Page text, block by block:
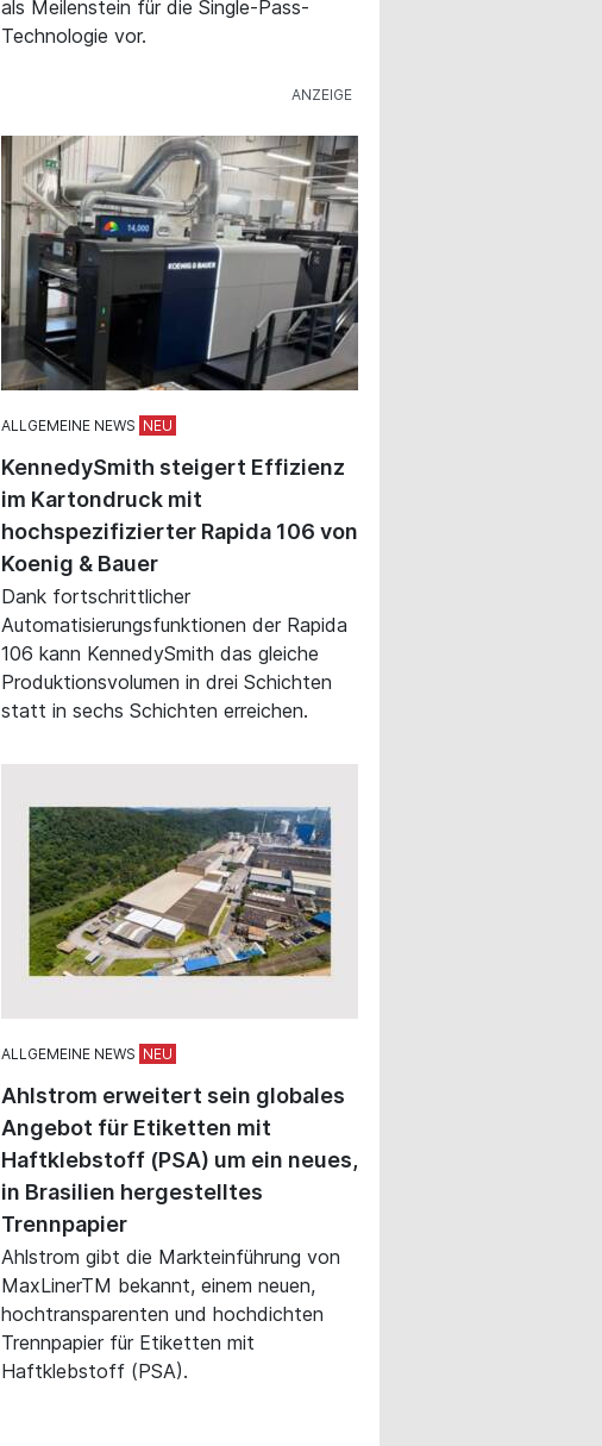
als Meilenstein für die Single-Pass-
Technologie vor.
ALLGEMEINE NEWS
KennedySmith steigert Effizienz
im Kartondruck mit
hochspezifizierter Rapida 106 von
Koenig & Bauer
Dank fortschrittlicher
Automatisierungsfunktionen der Rapida
106 kann KennedySmith das gleiche
Produktionsvolumen in drei Schichten
statt in sechs Schichten erreichen.
ALLGEMEINE NEWS
Ahlstrom erweitert sein globales
Angebot für Etiketten mit
Haftklebstoff (PSA) um ein neues,
in Brasilien hergestelltes
Trennpapier
Ahlstrom gibt die Markteinführung von
MaxLinerTM bekannt, einem neuen,
hochtransparenten und hochdichten
Trennpapier für Etiketten mit
Haftklebstoff (PSA).